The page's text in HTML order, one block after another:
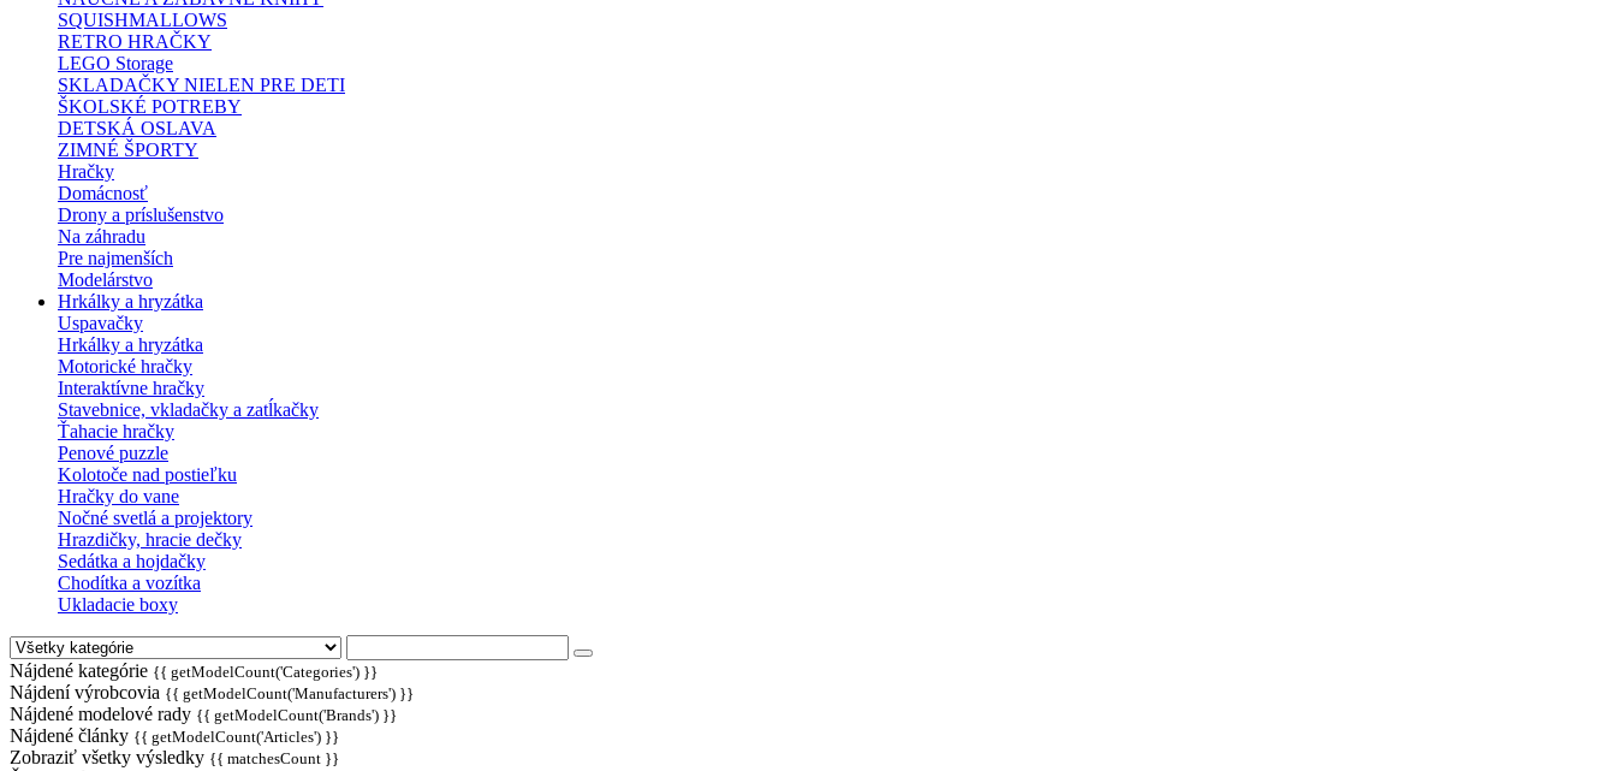
SQUISHMALLOWS
RETRO HRAČKY
LEGO Storage
SKLADAČKY NIELEN PRE DETI
ŠKOLSKÉ POTREBY
DETSKÁ OSLAVA
ZIMNÉ ŠPORTY
Hračky
Domácnosť
Drony a príslušenstvo
Na záhradu
Pre najmenších
Modelárstvo
Hrkálky a hryzátka
Uspavačky
Hrkálky a hryzátka
Motorické hračky
Interaktívne hračky
Stavebnice, vkladačky a zatĺkačky
Ťahacie hračky
Penové puzzle
Kolotoče nad postieľku
Hračky do vane
Nočné svetlá a projektory
Hrazdičky, hracie dečky
Sedátka a hojdačky
Chodítka a vozítka
Ukladacie boxy
Nájdené kategórie {{ getModelCount('Categories') }}
Nájdení výrobcovia {{ getModelCount('Manufacturers') }}
Nájdené modelové rady {{ getModelCount('Brands') }}
Nájdené články {{ getModelCount('Articles') }}
Zobraziť všetky výsledky {{ matchesCount }}